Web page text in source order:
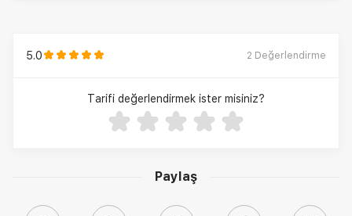
Paylaş
5.0 2 Değerlendirme
Tarifi değerlendirmek ister misiniz?